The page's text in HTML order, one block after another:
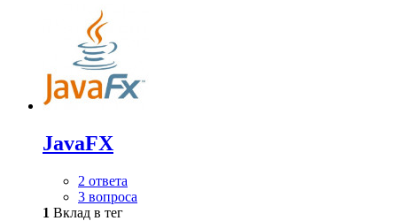
JavaFX
2 ответа
3 вопроса
1 Вклад в тег